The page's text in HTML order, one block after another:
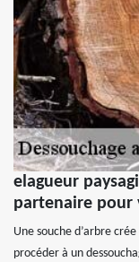
elagueur
partenaire pour
Une souche d’arbre
procéder à un